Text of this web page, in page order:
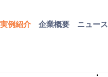
​実例紹介 企業概要 ニュース